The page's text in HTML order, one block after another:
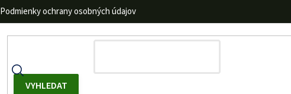
Podmienky ochrany osobných údajov